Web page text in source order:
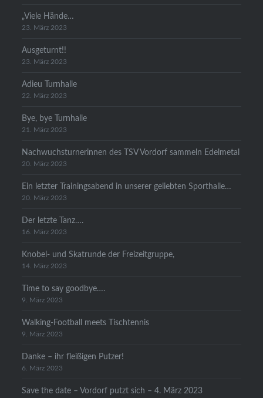
„Viele Hände…
23. März 2023
Ausgeturnt!!
23. März 2023
Adieu Turnhalle
22. März 2023
Bye, bye Turnhalle
21. März 2023
Nachwuchsturnerinnen des TSV Vordorf sammeln Edelmetal
20. März 2023
Ein letzter Trainingsabend in unserer geliebten Sporthalle…
20. März 2023
Der letzte Tanz….
16. März 2023
Knobel- und Skatrunde der Freizeitgruppe,
14. März 2023
Time to say goodbye….
9. März 2023
Walking-Football meets Tischtennis
9. März 2023
Danke – ihr fleißigen Putzer!
6. März 2023
Save the date – Vordorf putzt sich – 4. März 2023